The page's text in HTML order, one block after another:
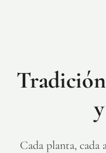
Cada planta, cada